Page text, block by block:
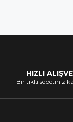
HIZLI
Bir tıkla sepetiniz